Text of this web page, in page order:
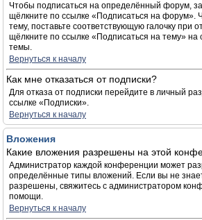
Чтобы подписаться на определённый форум,
щёлкните по ссылке «Подписаться на форум».
тему, поставьте соответствующую галочку при
щёлкните по ссылке «Подписаться на тему» на
темы.
Вернуться к началу
Как мне отказаться от подписки?
Для отказа от подписки перейдите в личный
ссылке «Подписки».
Вернуться к началу
Вложения
Какие вложения разрешены на этой
Администратор каждой конференции может
определённые типы вложений. Если вы не
разрешены, свяжитесь с администратором
помощи.
Вернуться к началу